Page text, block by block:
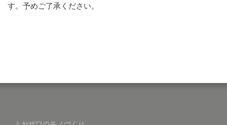
す。予めご了承ください。